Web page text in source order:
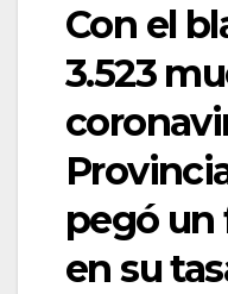
Con el
3.523
pegó un
en su